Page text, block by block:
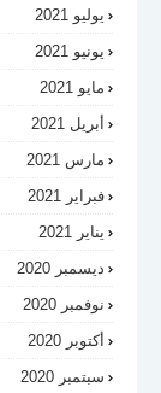
يوليو 2021
يونيو 2021
مايو 2021
أبريل 2021
مارس 2021
فبراير 2021
يناير 2021
ديسمبر 2020
نوفمبر 2020
أكتوبر 2020
سبتمبر 2020